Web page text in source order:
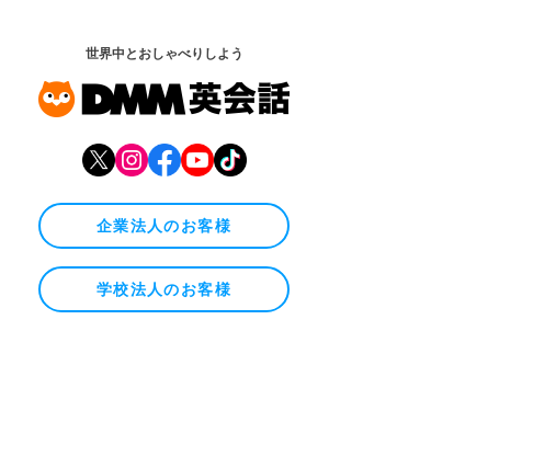
世界中とおしゃべりしよう
企業法人のお客様
学校法人のお客様